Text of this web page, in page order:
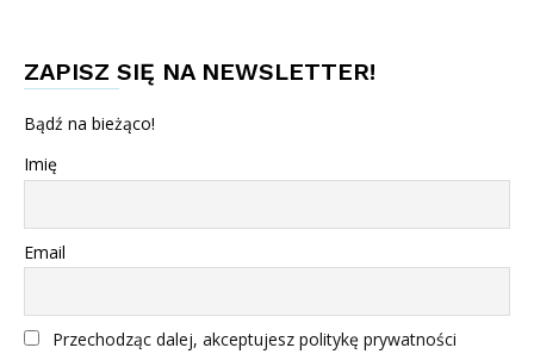
ZAPISZ SIĘ NA NEWSLETTER!
Bądź na bieżąco!
Imię
Email
Przechodząc dalej, akceptujesz politykę prywatności